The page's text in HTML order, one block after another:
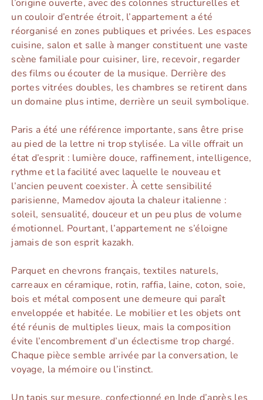
l’origine ouverte, avec des colonnes structurelles et
un couloir d’entrée étroit, l’appartement a été
réorganisé en zones publiques et privées. Les espaces
cuisine, salon et salle à manger constituent une vaste
scène familiale pour cuisiner, lire, recevoir, regarder
des films ou écouter de la musique. Derrière des
portes vitrées doubles, les chambres se retirent dans
un domaine plus intime, derrière un seuil symbolique.
Paris a été une référence importante, sans être prise
au pied de la lettre ni trop stylisée. La ville offrait un
état d’esprit : lumière douce, raffinement, intelligence,
rythme et la facilité avec laquelle le nouveau et
l’ancien peuvent coexister. À cette sensibilité
parisienne, Mamedov ajouta la chaleur italienne :
soleil, sensualité, douceur et un peu plus de volume
émotionnel. Pourtant, l’appartement ne s’éloigne
jamais de son esprit kazakh.
Parquet en chevrons français, textiles naturels,
carreaux en céramique, rotin, raffia, laine, coton, soie,
bois et métal composent une demeure qui paraît
enveloppée et habitée. Le mobilier et les objets ont
été réunis de multiples lieux, mais la composition
évite l’encombrement d’un éclectisme trop chargé.
Chaque pièce semble arrivée par la conversation, le
voyage, la mémoire ou l’instinct.